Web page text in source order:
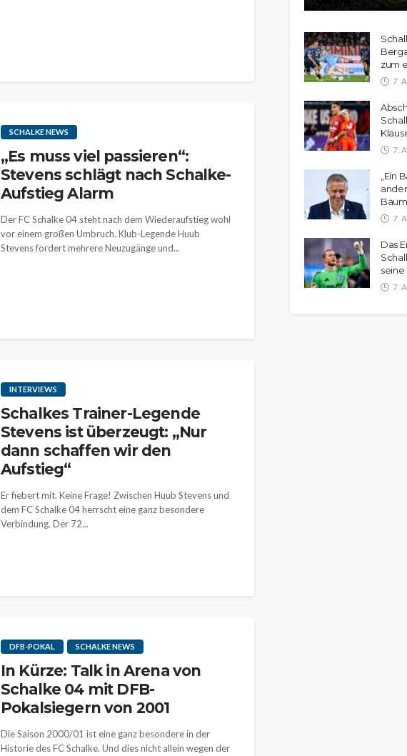
SCHALKE NEWS
„Es muss viel passieren“:
Stevens schlägt nach Schalke-
Aufstieg Alarm
Der FC Schalke 04 steht nach dem Wiederaufstieg wohl
vor einem großen Umbruch. Klub-Legende Huub
Stevens fordert mehrere Neuzugänge und...
INTERVIEWS
Schalkes Trainer-Legende
Stevens ist überzeugt: „Nur
dann schaffen wir den
Aufstieg“
Er fiebert mit. Keine Frage! Zwischen Huub Stevens und
dem FC Schalke 04 herrscht eine ganz besondere
Verbindung. Der 72...
DFB-POKAL SCHALKE NEWS
In Kürze: Talk in Arena von
Schalke 04 mit DFB-
Pokalsiegern von 2001
Die Saison 2000/01 ist eine ganz besondere in der
Historie des FC Schalke. Und dies nicht allein wegen der
zum
7.
7.
„Ein
7.
Das
7.